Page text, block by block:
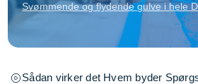
Svømmende og flydende gulve i hele
Sådan virker det Hvem byder